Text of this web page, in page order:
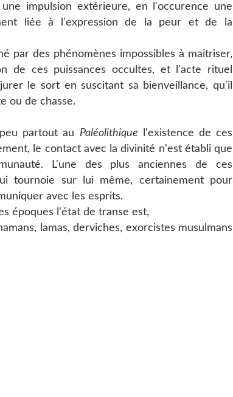
impulsion extérieure, en l'occurence une
liée à l'expression de la peur et de la
des phénomènes impossibles à maitriser,
de ces puissances occultes, et l'acte rituel
le sort en suscitant sa bienveillance, qu'il
ou de chasse.
partout au Paléolithique l'existence de ces
le contact avec la divinité n'est établi que
L'une des plus anciennes de ces
tournoie sur lui même, certainement pour
avec les esprits.
époques l'état de transe est,
lamas, derviches, exorcistes musulmans